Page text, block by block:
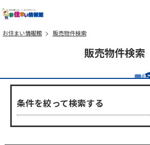
お住まい情報館 販売物件検索
販売物件検索
条件を絞って検索する